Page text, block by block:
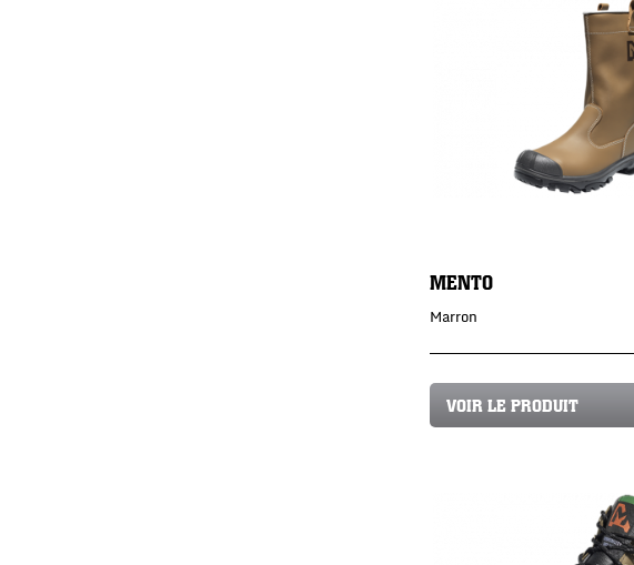
MENTO
Marron
VOIR LE PRODUIT